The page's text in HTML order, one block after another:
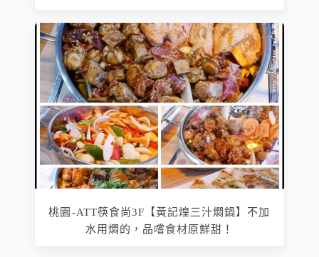
桃園-ATT筷食尚3F【黃記煌三汁燜鍋】不加
水用燜的，品嚐食材原鮮甜！